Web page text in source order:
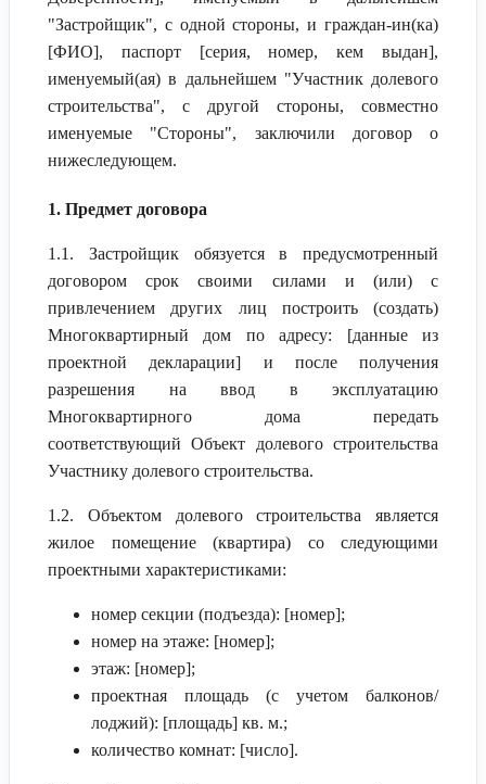
"Застройщик", с одной стороны, и граждан-ин(ка)
[ФИО], паспорт [серия, номер, кем выдан],
именуемый(ая) в дальнейшем "Участник долевого
строительства", с другой стороны, совместно
именуемые "Стороны", заключили договор о
нижеследующем.
1. Предмет договора
1.1. Застройщик обязуется в предусмотренный
договором срок своими силами и (или) с
привлечением других лиц построить (создать)
Многоквартирный дом по адресу: [данные из
проектной декларации] и после получения
разрешения на ввод в эксплуатацию
Многоквартирного дома передать
соответствующий Объект долевого строительства
Участнику долевого строительства.
1.2. Объектом долевого строительства является
жилое помещение (квартира) со следующими
проектными характеристиками:
номер секции (подъезда): [номер];
номер на этаже: [номер];
этаж: [номер];
проектная площадь (с учетом балконов/
лоджий): [площадь] кв. м.;
количество комнат: [число].